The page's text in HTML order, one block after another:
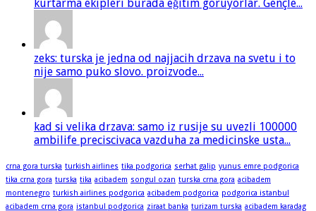
kurtarma ekipleri burada eğitim görüyorlar. Gençle...
zeks: turska je jedna od najjacih drzava na svetu i to
nije samo puko slovo. proizvode...
kad si velika drzava: samo iz rusije su uvezli 100000
ambilife preciscivaca vazduha za medicinske usta...
crna gora turska turkish airlines tika podgorica serhat galip yunus emre podgorica
tika crna gora turska tika acibadem songul ozan turska crna gora acibadem
montenegro turkish airlines podgorica acibadem podgorica podgorica istanbul
acibadem crna gora istanbul podgorica ziraat banka turizam turska acibadem karadag